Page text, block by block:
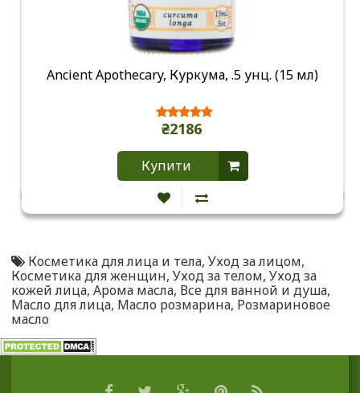
Ancient Apothecary, Куркума, .5 унц. (15 мл)
₴2186
Купити
Косметика для лица и тела, Уход за лицом,
Косметика для женщин, Уход за телом, Уход за
кожей лица, Арома масла, Все для ванной и душа,
Масло для лица, Масло розмарина, Розмариновое
масло